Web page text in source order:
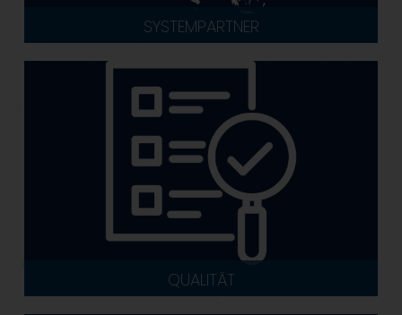
SYSTEMPARTNER
QUALITÄT